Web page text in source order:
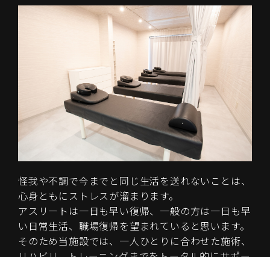
怪我や不調で今までと同じ生活を送れないことは、
心身ともにストレスが溜まります。
アスリートは一日も早い復帰、一般の方は一日も早
い日常生活、職場復帰を望まれていると思います。
そのため当施設では、一人ひとりに合わせた施術、